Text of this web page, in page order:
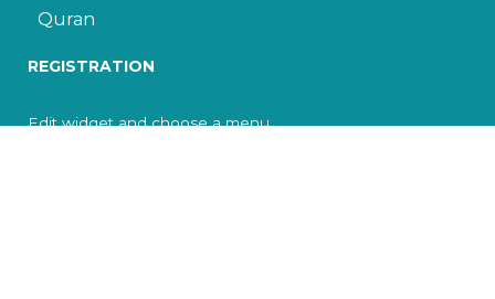
Quran
REGISTRATION
Edit widget and choose a menu